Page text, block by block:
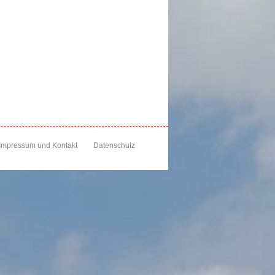
und Kontakt Datenschutz